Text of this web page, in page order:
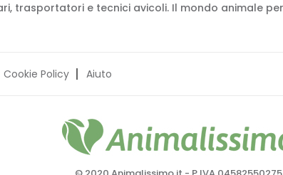
trasportatori e tecnici avicoli. Il mondo animale
Cookie Policy Aiuto